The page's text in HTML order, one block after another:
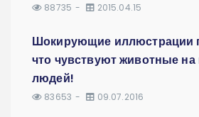
88735 2015.04.15
Шокирующие иллюстрации
что чувствуют животные
людей!
83653 09.07.2016